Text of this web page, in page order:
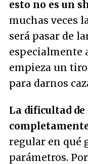
esto no es un
muchas veces
será pasar de
especialmente
empieza un
para darnos
La dificultad
regular en qué
parámetros.